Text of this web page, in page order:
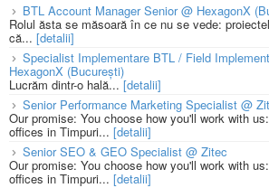
BTL Account Manager Senior @ HexagonX
Rolul ăsta se măsoară în ce nu se vede:
că... [detalii]
Specialist Implementare BTL / Field
HexagonX (București)
Lucrăm dintr-o hală...[detalii]
Senior Performance Marketing Specialist @
Our promise: You choose how you'll work with
offices in Timpuri... [detalii]
Senior SEO & GEO Specialist @ Zitec
Our promise: You choose how you'll work with
offices in Timpuri... [detalii]